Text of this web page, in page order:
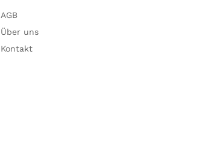
AGB
Über uns
Kontakt